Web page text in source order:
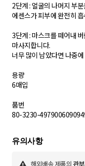
2단계 : 얼굴의 나머지 부
에센스가 피부에 완전히
3단계 : 마스크를 떼어내
마사지합니다.
너무 많이 남았다면 나중
용량
6매입
품번
80-3230-
유의사항
해외배송 제품의 관